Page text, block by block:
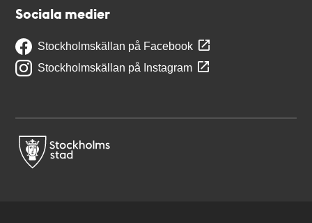
Sociala medier
Stockholmskällan på Facebook
Stockholmskällan på Instagram